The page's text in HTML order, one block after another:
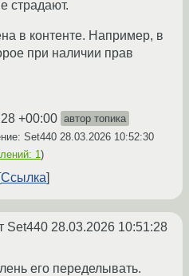
страдают.
в контенте. Например, в
при наличии прав
+00:00 автор топика
Set440 28.03.2026 10:52:30
1 )
Ссылка
Set440 28.03.2026 10:51:28
его переделывать.